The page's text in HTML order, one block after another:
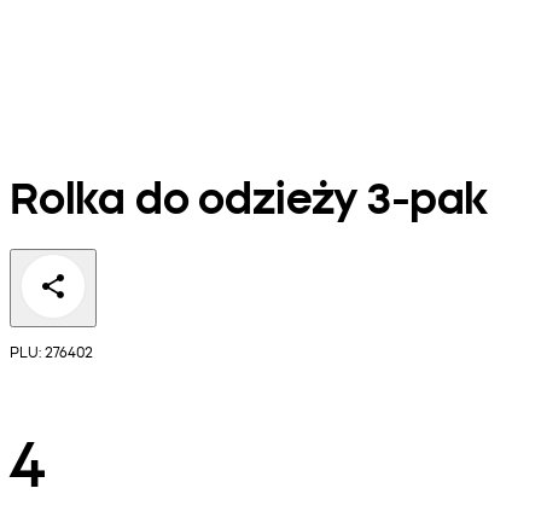
Rolka do odzieży 3-pak
PLU: 276402
4